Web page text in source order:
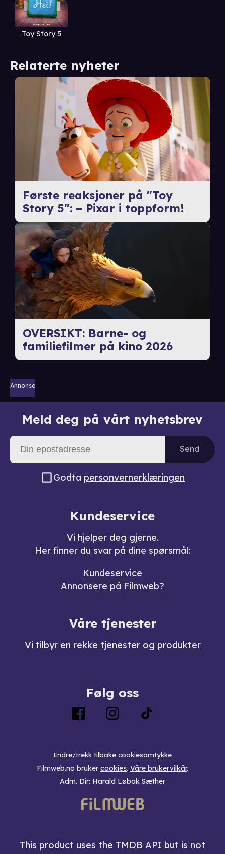
Toy Story 5
Relaterte nyheter
Første reaksjoner på "Toy
Story 5": – Pixar i toppform!
OVERSIKT: Barne- og
familiefilmer på kino 2026
Annonse
Meld deg på vårt nyhetsbrev
Send
Godta personvernerklæringen
Kundeservice
Vi hjelper deg gjerne.
Her finner du svar på dine spørsmål:
Kundeservice
Annonsere på Filmweb?
Våre tjenester
Vi tilbyr en rekke tjenester og produkter
Følg oss
Endre/trekk tilbake cookiesamtykke
Filmweb.no bruker cookies. Våre brukervilkår.
Adm. Dir: Harald Løbak Sæther
This product uses the TMDB API but is not